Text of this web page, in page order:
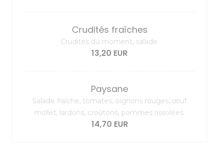
Crudités fraîches
Crudités du moment, salade.
13,20 EUR
Paysane
Salade fraîche, tomates, oignons rouges, œuf
mollet, lardons, croûtons, pommes rissolées.
14,70 EUR